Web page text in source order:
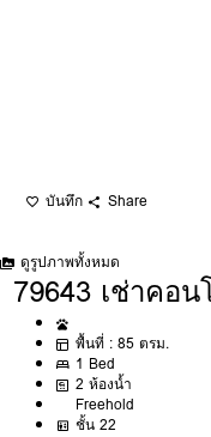
บันทึก
Share
ดูรูปภาพทั้งหมด
79643 เช่าคอ
พื้นที่ :85 ตรม.
1 Bed
2 ห้องน้ำ
Freehold
ชั้น 22